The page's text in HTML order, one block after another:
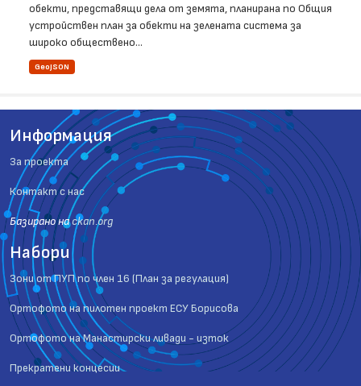
обекти, представящи дела от земята, планирана по Общия
устройствен план за обекти на зелената система за
широко обществено...
GeoJSON
Информация
За проекта
Контакт с нас
Базиранo наckan.org
Набори
Зони от ПУП по член 16 (План за регулация)
Ортофото на пилотен проект ЕСУ Борисова
Ортофото на Манастирски ливади - изток
Прекратени концесии